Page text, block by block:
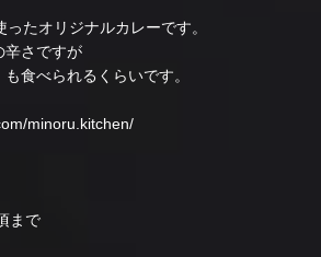
たオリジナルカレーです。
辛さですが
食べられるくらいです。
minoru.kitchen/
まで